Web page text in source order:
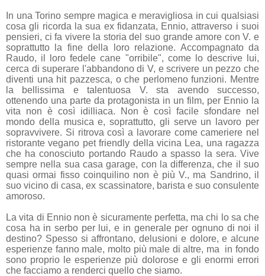
In una Torino sempre magica e meravigliosa in cui qualsiasi
cosa gli ricorda la sua ex fidanzata, Ennio, attraverso i suoi
pensieri, ci fa vivere la storia del suo grande amore con V. e
soprattutto la fine della loro relazione. Accompagnato da
Raudo, il loro fedele cane "orribile", come lo descrive lui,
cerca di superare l'abbandono di V, e scrivere un pezzo che
diventi una hit pazzesca, o che perlomeno funzioni. Mentre
la bellissima e talentuosa V. sta avendo successo,
ottenendo una parte da protagonista in un film, per Ennio la
vita non è così idilliaca. Non è così facile sfondare nel
mondo della musica e, soprattutto, gli serve un lavoro per
sopravvivere. Si ritrova così a lavorare come cameriere nel
ristorante vegano pet friendly della vicina Lea, una ragazza
che ha conosciuto portando Raudo a spasso la sera. Vive
sempre nella sua casa garage, con la differenza, che il suo
quasi ormai fisso coinquilino non è più V., ma Sandrino, il
suo vicino di casa, ex scassinatore, barista e suo consulente
amoroso.
La vita di Ennio non è sicuramente perfetta, ma chi lo sa che
cosa ha in serbo per lui, e in generale per ognuno di noi il
destino? Spesso si affrontano, delusioni e dolore, e alcune
esperienze fanno male, molto più male di altre, ma in fondo
sono proprio le esperienze più dolorose e gli enormi errori
che facciamo a renderci quello che siamo.